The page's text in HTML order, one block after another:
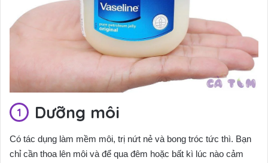
Dưỡng môi
Có tác dụng làm mềm môi, trị nứt nẻ và bong tróc tức thì. Bạn
chỉ cần thoa lên môi và để qua đêm hoặc bất kì lúc nào cảm